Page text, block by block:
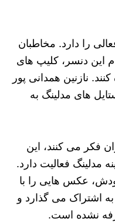
را دارد. مخاطبان
این دنسر، کلیپ های
نازنین همدانی پور
های مدلینگ به
فکر می کنند، این
فعالیت دارد.
عکس هایی را با
به اشتراک می گذارد و
نشده است.